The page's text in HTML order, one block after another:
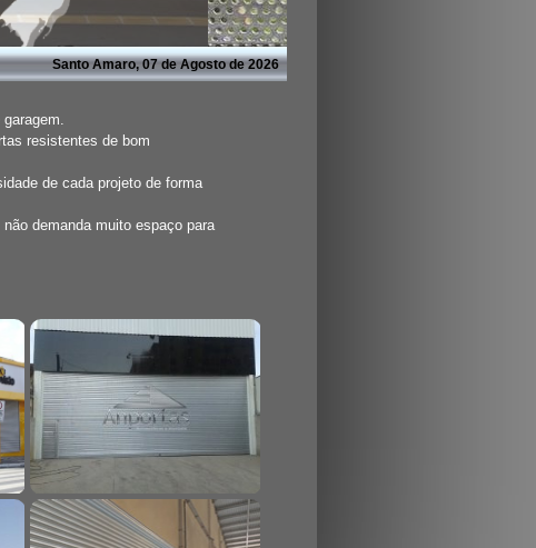
Santo Amaro, 07 de Agosto de 2026
resistentes de bom
de cada projeto de forma
demanda muito espaço para